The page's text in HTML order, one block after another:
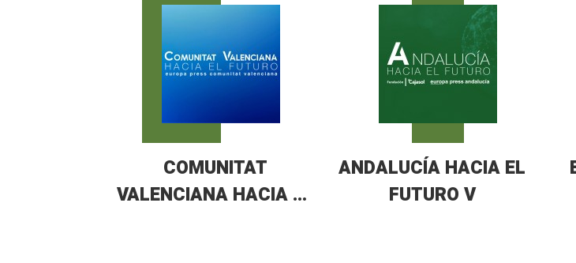
COMUNITAT
VALENCIANA HACIA EL
ANDALUCÍA HACIA EL
FUTURO V